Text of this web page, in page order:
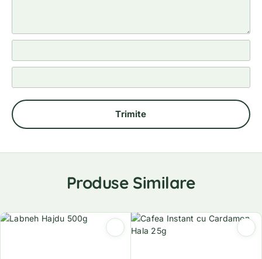
Produse Similare